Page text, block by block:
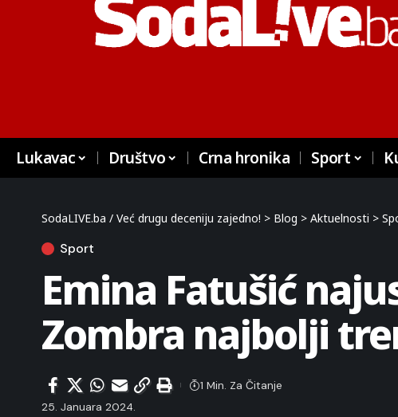
Lukavac Društvo Crna hronika Sport
SodaLIVE.ba / Već drugu deceniju zajedno! > Blog > Aktuelnosti >
Sport
Emina Fatušić
Zombra najbolji
25. Januara 2024.
1 Min. Za Čitanje